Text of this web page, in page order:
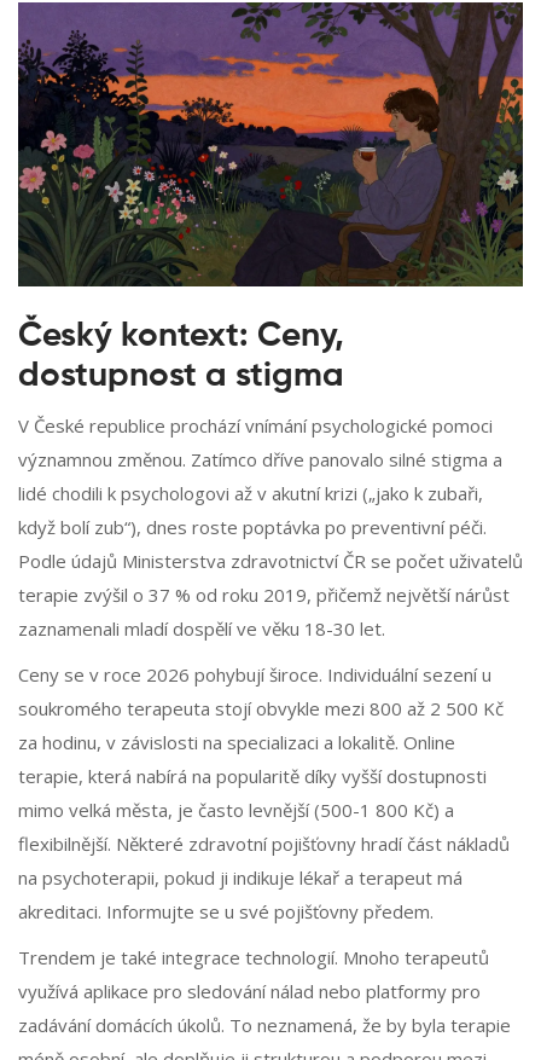
Český kontext: Ceny,
dostupnost a stigma
V České republice prochází vnímání psychologické pomoci
významnou změnou. Zatímco dříve panovalo silné stigma a
lidé chodili k psychologovi až v akutní krizi („jako k zubaři,
když bolí zub“), dnes roste poptávka po preventivní péči.
Podle údajů Ministerstva zdravotnictví ČR se počet uživatelů
terapie zvýšil o 37 % od roku 2019, přičemž největší nárůst
zaznamenali mladí dospělí ve věku 18-30 let.
Ceny se v roce 2026 pohybují široce. Individuální sezení u
soukromého terapeuta stojí obvykle mezi 800 až 2 500 Kč
za hodinu, v závislosti na specializaci a lokalitě. Online
terapie, která nabírá na popularitě díky vyšší dostupnosti
mimo velká města, je často levnější (500-1 800 Kč) a
flexibilnější. Některé zdravotní pojišťovny hradí část nákladů
na psychoterapii, pokud ji indikuje lékař a terapeut má
akreditaci. Informujte se u své pojišťovny předem.
Trendem je také integrace technologií. Mnoho terapeutů
využívá aplikace pro sledování nálad nebo platformy pro
zadávání domácích úkolů. To neznamená, že by byla terapie